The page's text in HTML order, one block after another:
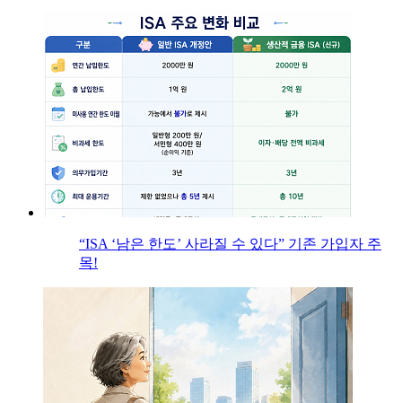
“ISA ‘남은 한도’ 사라질 수 있다” 기존 가입자 주
목!